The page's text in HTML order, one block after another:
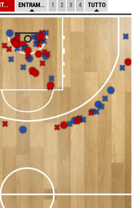
LIMONTA COSTA M... ENTRAMBE 1 2 3 4 TUTTO